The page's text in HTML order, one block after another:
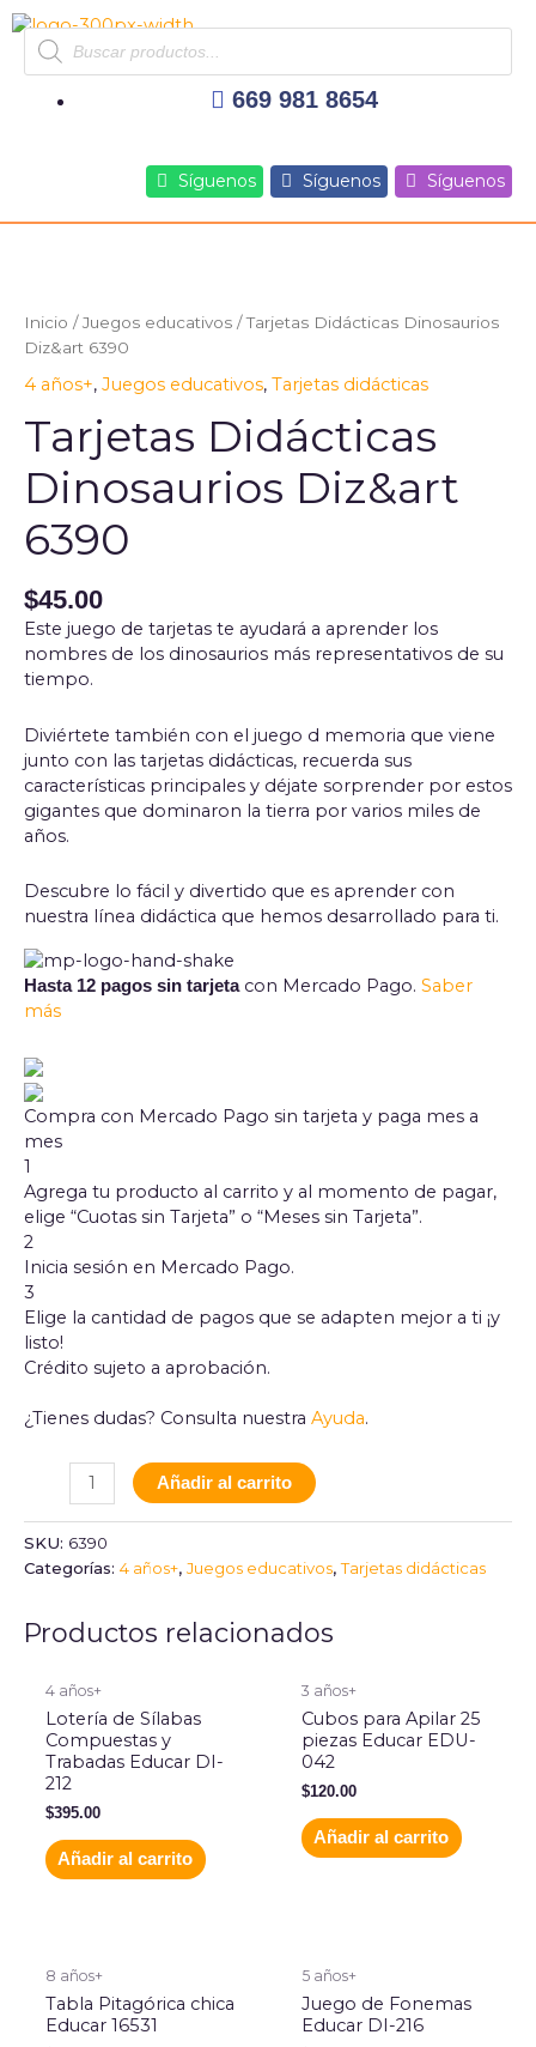
al
contenido
Products
search
669 981 8654
Síguenos Síguenos Síguenos
Inicio /Juegos educativos / Tarjetas Didácticas Dinosaurios
Diz&art 6390
4 años+, Juegos educativos, Tarjetas didácticas
Tarjetas Didácticas
Dinosaurios Diz&art
6390
$45.00
Este juego de tarjetas te ayudará a aprender los
nombres de los dinosaurios más representativos de su
tiempo.
Diviértete también con el juego d memoria que viene
junto con las tarjetas didácticas, recuerda sus
características principales y déjate sorprender por estos
gigantes que dominaron la tierra por varios miles de
años.
Descubre lo fácil y divertido que es aprender con
nuestra línea didáctica que hemos desarrollado para ti.
Hasta 12 pagos sin tarjetacon Mercado Pago. Saber
más
Compra con Mercado Pago sin tarjeta y paga mes a
mes
1
Agrega tu producto al carrito y al momento de pagar,
elige “Cuotas sin Tarjeta” o “Meses sin Tarjeta”.
2
Inicia sesión en Mercado Pago.
3
Elige la cantidad de pagos que se adapten mejor a ti ¡y
listo!
Crédito sujeto a aprobación.
¿Tienes dudas? Consulta nuestra Ayuda.
Dinosaurios
Diz&art
6390
cantidad
Añadir al carrito
SKU: 6390
Categorías: 4 años+, Juegos educativos,Tarjetas didácticas
Productos relacionados
4 años+
Lotería de Sílabas
Compuestas y
Trabadas Educar DI-
212
$395.00
Añadir al carrito
3 años+
Cubos para Apilar 25
piezas Educar EDU-
042
$120.00
Añadir al carrito
8 años+
Tabla Pitagórica chica
Educar 16531
5 años+
Juego de Fonemas
Educar DI-216